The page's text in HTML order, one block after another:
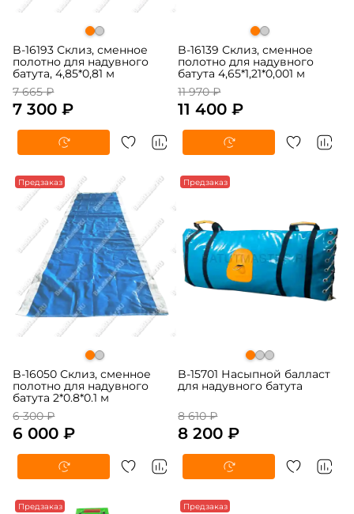
B-16193 Склиз, сменное
полотно для надувного
батута, 4,85*0,81 м
7 665 ₽
7 300 ₽
B-16139 Склиз, сменное
полотно для надувного
батута 4,65*1,21*0,001 м
11 970 ₽
11 400 ₽
-5% Предзаказ
B-16050 Склиз, сменное
полотно для надувного
батута 2*0.8*0.1 м
6 300 ₽
6 000 ₽
-5% Предзаказ
B-15701 Насыпной балласт
для надувного батута
8 610 ₽
8 200 ₽
-5% Предзаказ -5% Предзаказ